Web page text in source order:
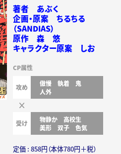
著者 あぶく
企画・原案 ちるちる
（SANDIAS）
原作 森 悠
キャラクター原案 しお
CP属性
攻め 傲慢 執着
鬼
人外
受け 物静か
高校生
美形
双子 色気
定価 : 858円（本体780円＋税）